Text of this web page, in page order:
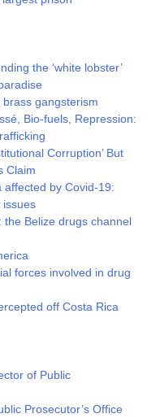
the ‘white lobster’
brass gangsterism
Bio-fuels, Repression:
Corruption’ But
Claim
affected by Covid-19:
issues
Belize drugs channel
forces involved in drug
off Costa Rica
of Public
Prosecutor’s Office